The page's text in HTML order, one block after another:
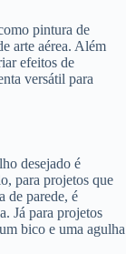
pintura de
arte aérea. Além
efeitos de
versátil para
desejado é
para projetos que
de parede, é
Já para projetos
bico e uma agulha